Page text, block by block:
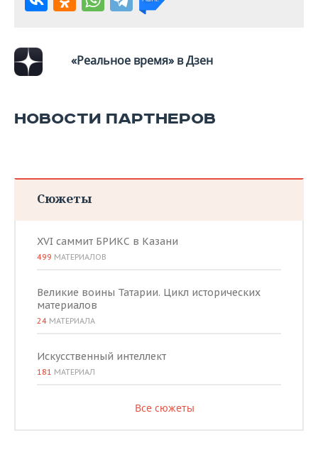
«Реальное время» в Дзен
НОВОСТИ ПАРТНЕРОВ
Сюжеты
XVI саммит БРИКС в Казани
499 МАТЕРИАЛОВ
Великие воины Татарии. Цикл исторических
материалов
24 МАТЕРИАЛА
Искусственный интеллект
181 МАТЕРИАЛ
Все сюжеты